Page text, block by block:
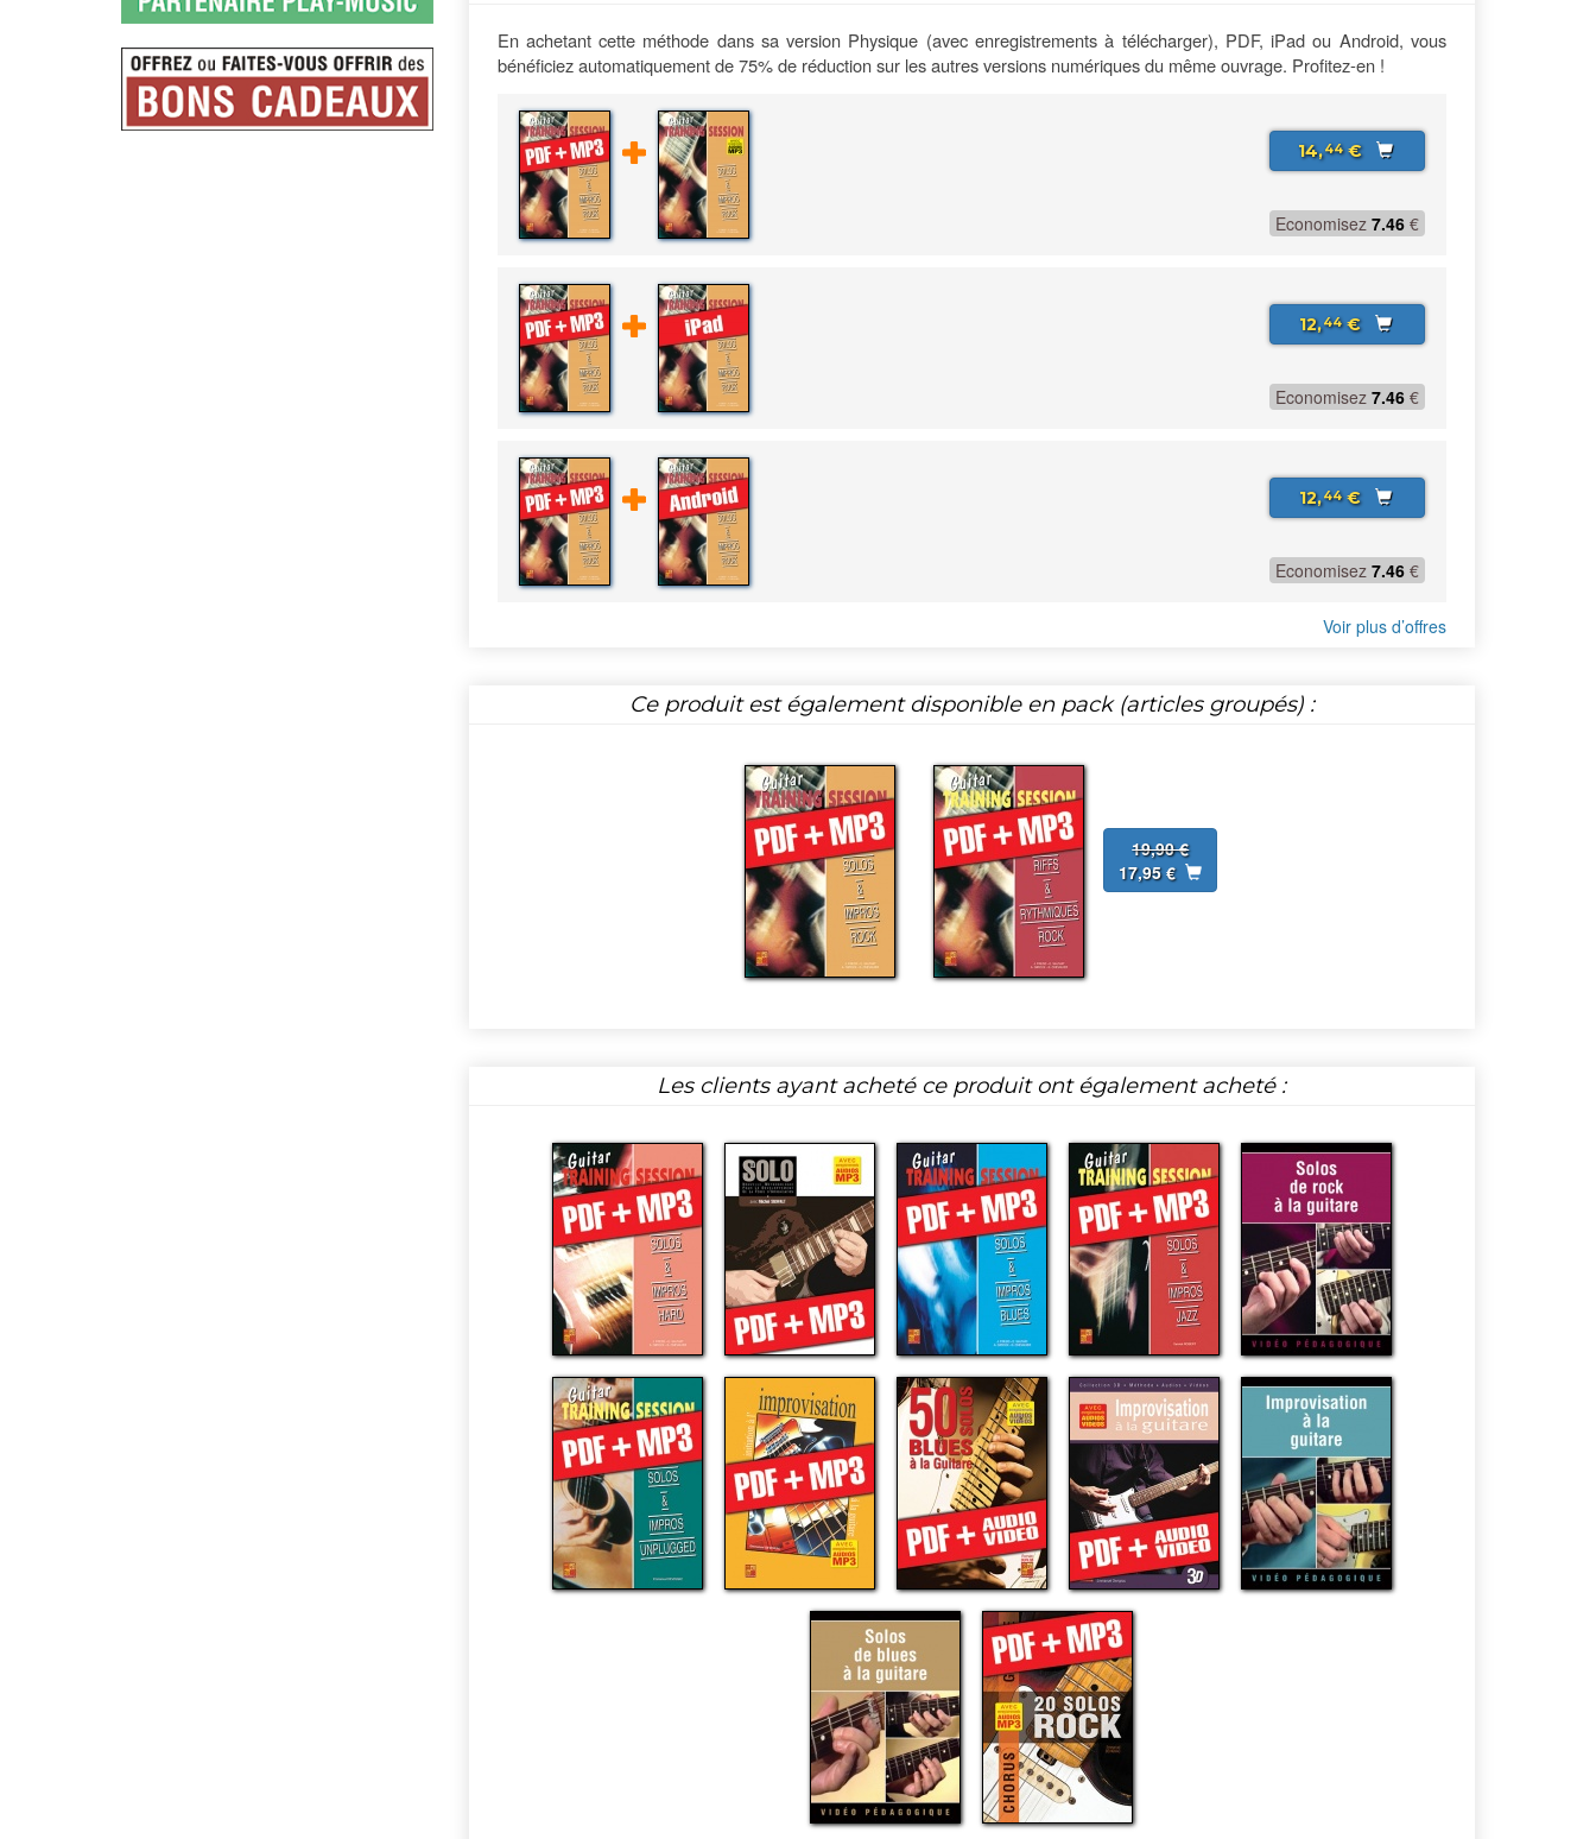
En achetant cette méthode dans sa version Physique (avec enregistrements à télécharger), PDF, iPad ou Android, vous
bénéficiez automatiquement de 75% de réduction sur les autres versions numériques du même ouvrage. Profitez-en !
14,44€
Economisez 7.46 €
12,44€
Economisez 7.46 €
12,44€
Economisez 7.46 €
Voir plus d’offres
Ce produit est également disponible en pack (articles groupés) :
19,90 €
17,95 €
Les clients ayant acheté ce produit ont également acheté :